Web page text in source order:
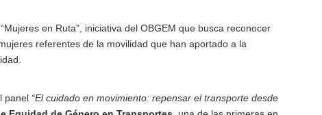
en Ruta”, iniciativa del OBGEM que busca reconocer
referentes de la movilidad que han aportado a la
panel “El cuidado en movimiento: repensar el transporte desde